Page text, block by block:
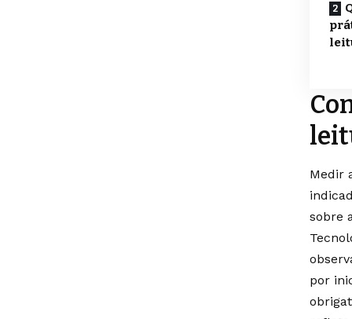
Medir
sobre
por